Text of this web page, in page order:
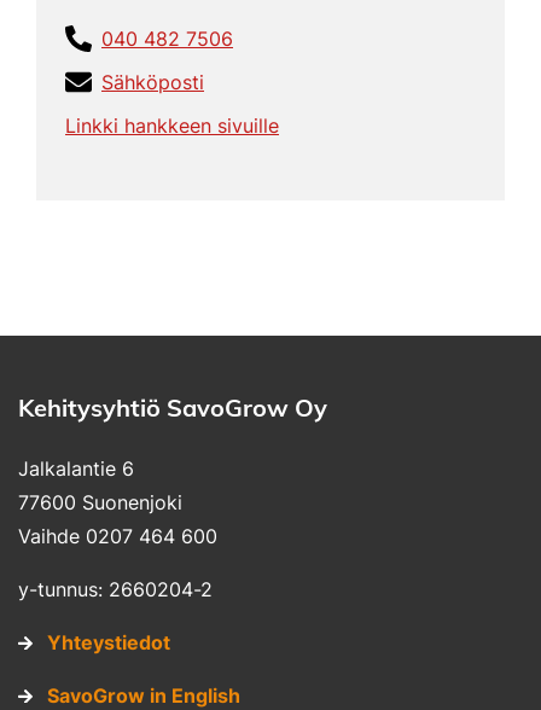
040 482 7506
Sähköposti
Linkki hankkeen sivuille
Kehitysyhtiö SavoGrow Oy
Jalkalantie 6
77600 Suonenjoki
Vaihde 0207 464 600
y-tunnus: 2660204-2
Yhteystiedot
SavoGrow in English